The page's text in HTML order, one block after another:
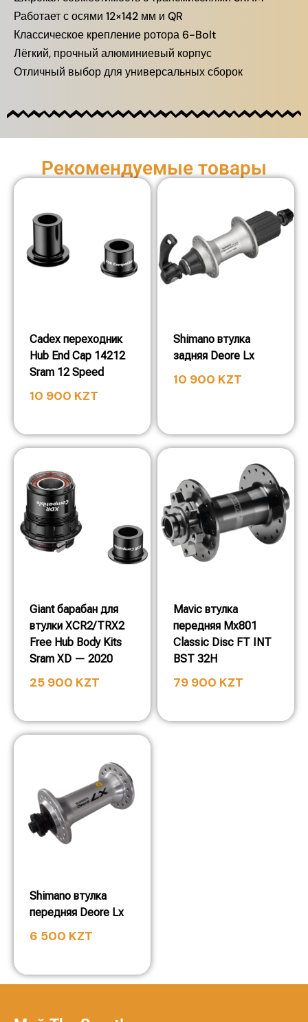
Работает с осями 12×142 мм и QR
Классическое крепление ротора 6-Bolt
Лёгкий, прочный алюминиевый корпус
Отличный выбор для универсальных сборок
Рекомендуемые товары
Cadex переходник
Hub End Cap 14212
Sram 12 Speed
10 900 KZT
Shimano втулка
задняя Deore Lx
10 900 KZT
Giant барабан для
втулки XCR2/TRX2
Free Hub Body Kits
Sram XD — 2020
25 900 KZT
Mavic втулка
передняя Mx801
Classic Disc FT INT
BST 32H
79 900 KZT
Shimano втулка
передняя Deore Lx
6 500 KZT